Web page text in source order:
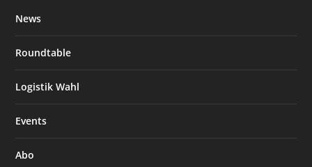
News
Roundtable
Logistik Wahl
Events
Abo